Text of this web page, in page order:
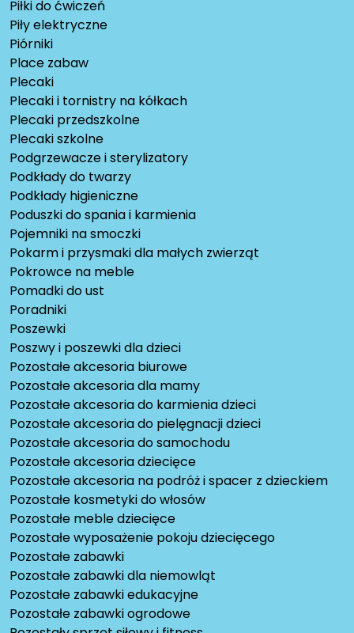
Piłki do ćwiczeń
Piły elektryczne
Piórniki
Place zabaw
Plecaki
Plecaki i tornistry na kółkach
Plecaki przedszkolne
Plecaki szkolne
Podgrzewacze i sterylizatory
Podkłady do twarzy
Podkłady higieniczne
Poduszki do spania i karmienia
Pojemniki na smoczki
Pokarm i przysmaki dla małych zwierząt
Pokrowce na meble
Pomadki do ust
Poradniki
Poszewki
Poszwy i poszewki dla dzieci
Pozostałe akcesoria biurowe
Pozostałe akcesoria dla mamy
Pozostałe akcesoria do karmienia dzieci
Pozostałe akcesoria do pielęgnacji dzieci
Pozostałe akcesoria do samochodu
Pozostałe akcesoria dziecięce
Pozostałe akcesoria na podróż i spacer z dzieckiem
Pozostałe kosmetyki do włosów
Pozostałe meble dziecięce
Pozostałe wyposażenie pokoju dziecięcego
Pozostałe zabawki
Pozostałe zabawki dla niemowląt
Pozostałe zabawki edukacyjne
Pozostałe zabawki ogrodowe